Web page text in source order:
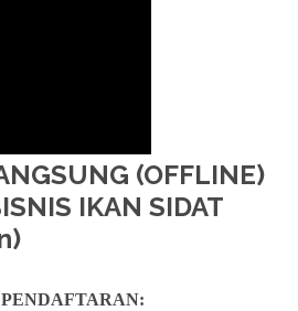
(OFFLINE)
IKAN SIDAT